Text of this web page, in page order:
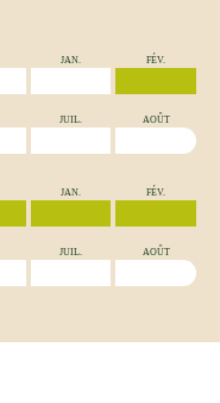
JAN. FÉV.
JUIL. AOÛT
JAN. FÉV.
JUIL. AOÛT